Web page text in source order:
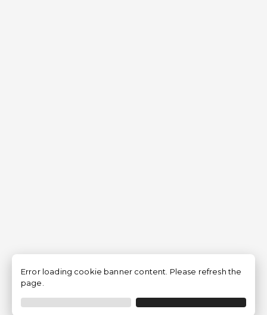
Filtrar
Error loading cookie banner content. Please refresh the
page.